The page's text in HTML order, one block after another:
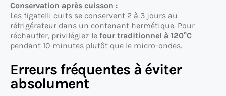
Conservation après cuisson :
Les figatelli cuits se conservent 2 à 3 jours au
réfrigérateur dans un contenant hermétique. Pour
réchauffer, privilégiez le four traditionnel à 120°C
pendant 10 minutes plutôt que le micro-ondes.
Erreurs fréquentes à éviter
absolument